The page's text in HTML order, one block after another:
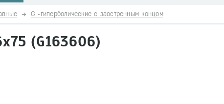
G -гиперболические с заостренным концом
(G163606)